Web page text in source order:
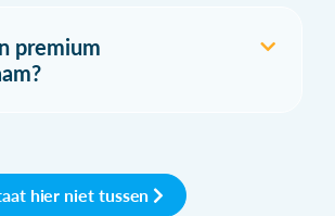
premium
hier niet tussen